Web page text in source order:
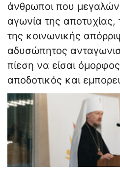
άνθρωποι που
αγωνία της αποτυχίας,
της κοινωνικής
αδυσώπητος
πίεση να είσαι
αποδοτικός και